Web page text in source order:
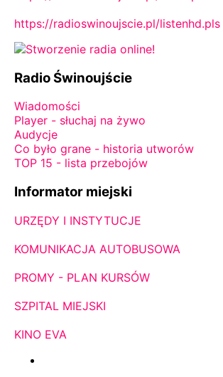
https://radioswinoujscie.pl/listenhd.pls
Radio Świnoujście
Wiadomości
Player - słuchaj na żywo
Audycje
Co było grane - historia utworów
TOP 15 - lista przebojów
Informator miejski
URZĘDY I INSTYTUCJE
KOMUNIKACJA AUTOBUSOWA
PROMY - PLAN KURSÓW
SZPITAL MIEJSKI
KINO EVA